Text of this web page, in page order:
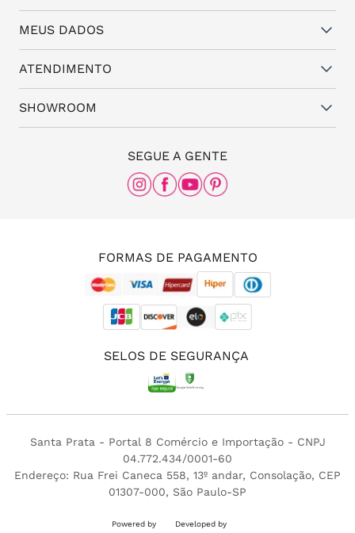
Vantagens
Política de Trocas e Garantia
Política de Privacidade
Assistência Técnica
Dúvidas frequentes
Fale conosco
MEUS DADOS
Cadastro
Minha conta
Meus pedidos
ATENDIMENTO
(11) 94824-6508
(11) 3087-8168
SHOWROOM
Rua Frei Caneca, nº 558 - 11º andar, Consolação,
São Paulo - SP, 01307-000
SEGUE A GENTE
FORMAS DE PAGAMENTO
SELOS DE SEGURANÇA
Santa Prata - Portal 8 Comércio e Importação - CNPJ
04.772.434/0001-60
Endereço: Rua Frei Caneca 558, 13º andar, Consolação, CEP
01307-000, São Paulo-SP
Powered by Developed by